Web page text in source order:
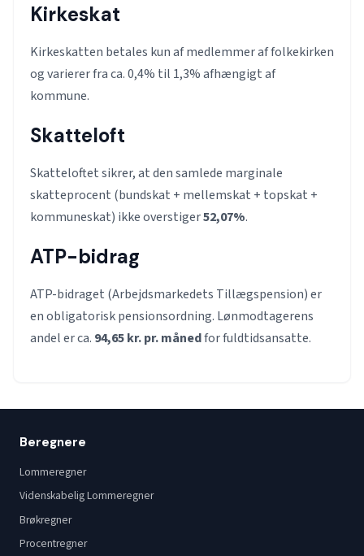
Kirkeskat
Kirkeskatten betales kun af medlemmer af folkekirken
og varierer fra ca. 0,4% til 1,3% afhængigt af
kommune.
Skatteloft
Skatteloftet sikrer, at den samlede marginale
skatteprocent (bundskat + mellemskat + topskat +
kommuneskat) ikke overstiger52,07%.
ATP-bidrag
ATP-bidraget (Arbejdsmarkedets Tillægspension) er
en obligatorisk pensionsordning. Lønmodtagerens
andel er ca. 94,65 kr. pr. månedfor fuldtidsansatte.
Beregnere
Lommeregner
Videnskabelig Lommeregner
Brøkregner
Procentregner